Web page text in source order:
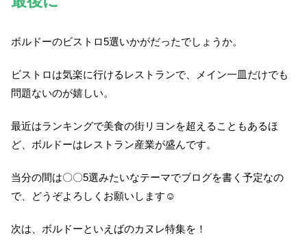
ボルドーのビストロ5選いかがだったでしょうか。
ビストロは気楽に行けるレストランで、メイン一皿だけでも
問題ないのが嬉しい。
最近はランキングで美食の街リヨンを超えることもあるほ
ど、ボルドーはレストラン産業が盛んです。
当分の間は〇〇5選みたいなテーマでブログを書く予定なの
で、どうぞよろしくお願いします☺
次は、ボルドーといえばのカヌレ特集を！